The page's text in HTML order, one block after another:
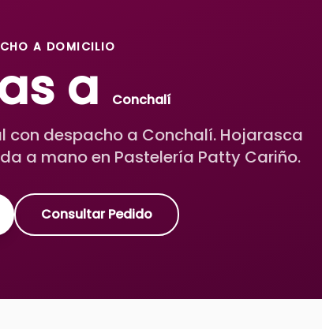
A DOMICILIO
a Conchalí
despacho a Conchalí. Hojarasca
a mano en Pastelería Patty Cariño.
Consultar Pedido